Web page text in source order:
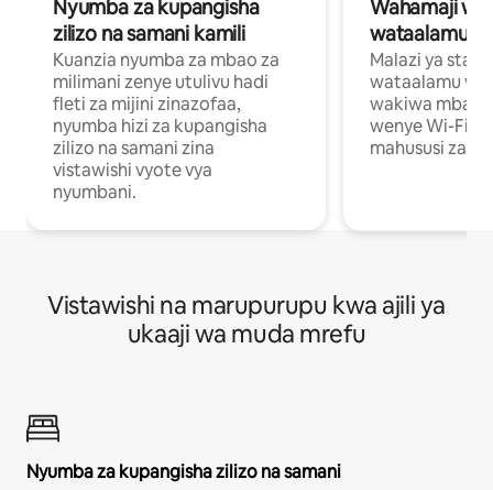
Nyumba za kupangisha
zilizo na samani kamili
Kuanzia nyumba za mbao za
milimani zenye utulivu hadi
fleti za mijini zinazofaa,
nyumba hizi za kupangisha
zilizo na samani zina
vistawishi vyote vya
nyumbani.
Wahamaji
wataalamu
Malazi ya
wataalamu
wakiwa mbali
wenye Wi-Fi
mahususi za
Vistawishi na marupurupu kwa ajili ya
ukaaji wa muda mrefu
Nyumba za kupangisha zilizo na samani